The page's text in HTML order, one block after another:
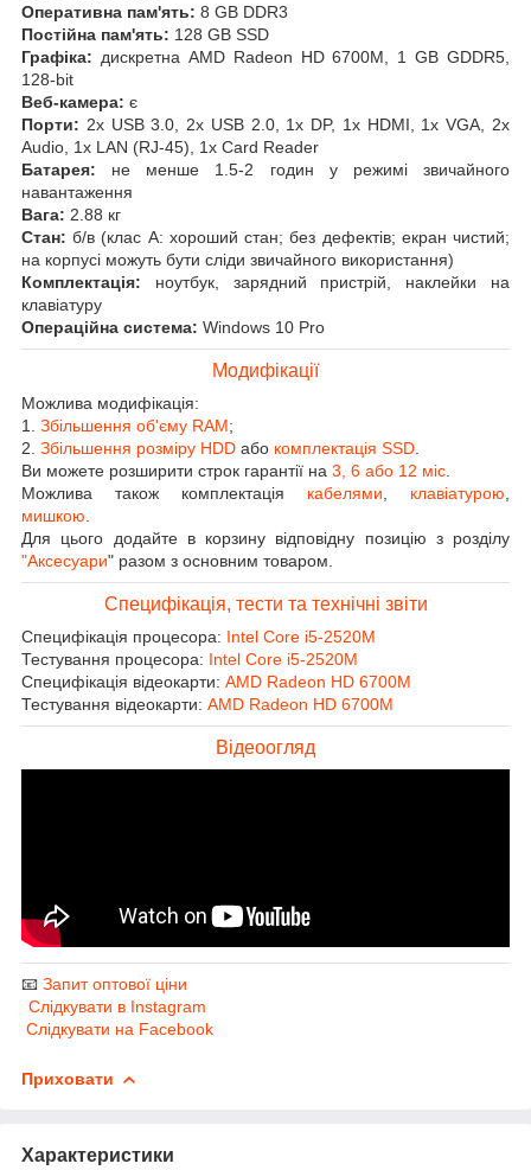
Оперативна пам'ять: 8 GB DDR3
Постійна пам'ять: 128 GB SSD
Графіка: дискретна AMD Radeon HD 6700M, 1 GB GDDR5,
128-bit
Веб-камера: є
Порти: 2x USB 3.0, 2x USB 2.0, 1x DP, 1x HDMI, 1x VGA, 2x
Audio, 1x LAN (RJ-45), 1x Card Reader
Батарея: не менше 1.5-2 годин у режимі звичайного
навантаження
Вага: 2.88 кг
Стан: б/в (клас А: хороший стан; без дефектів; екран чистий;
на корпусі можуть бути сліди звичайного використання)
Комплектація: ноутбук, зарядний пристрій, наклейки на
клавіатуру
Операційна система: Windows 10 Pro
Модифікації
Можлива модифікація:
1. Збільшення об'єму RAM;
2. Збільшення розміру HDD або комплектація SSD
Ви можете розширити строк гарантії на 3, 6 або 12 міс
Можлива також комплектація кабелями клавіатурою
мишкою
Для цього додайте в корзину відповідну позицію з розділу
"Аксесуари" разом з основним товаром.
Специфікація, тести та технічні звіти
Специфікація процесора: Intel Core i5-2520M
Тестування процесора: Intel Core i5-2520M
Специфікація відеокарти: AMD Radeon HD 6700M
Тестування відеокарти: AMD Radeon HD 6700M
Відеоогляд
📧 Запит оптової ціни
Слідкувати в Instagram
Слідкувати на Facebook
Приховати
Характеристики